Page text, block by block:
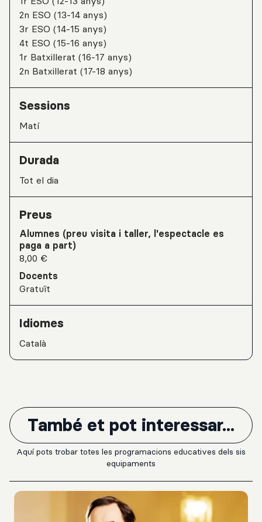
2n ESO (13-14 anys)
3r ESO (14-15 anys)
4t ESO (15-16 anys)
1r Batxillerat (16-17 anys)
2n Batxillerat (17-18 anys)
Sessions
matí
Durada
Tot el dia
Preus
Alumnes (preu visita i taller, l'espectacle es
paga a part)
8,00 €
Docents
Gratuït
Idiomes
Català
També et pot interessar...
Aquí pots trobar totes les programacions educatives dels sis
equipaments